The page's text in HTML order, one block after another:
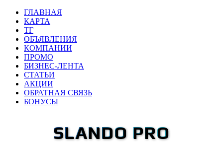
ГЛАВНАЯ
КАРТА
ТГ
ОБЪЯВЛЕНИЯ
КОМПАНИИ
ПРОМО
БИЗНЕС-ЛЕНТА
СТАТЬИ
АКЦИИ
ОБРАТНАЯ СВЯЗЬ
БОНУСЫ
SLANDO PRO